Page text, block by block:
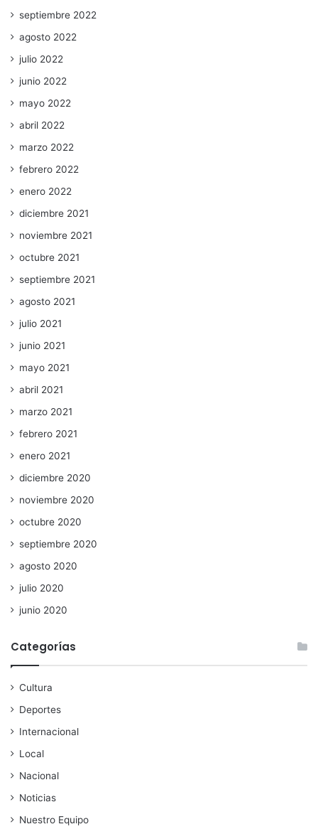
septiembre 2022
agosto 2022
julio 2022
junio 2022
mayo 2022
abril 2022
marzo 2022
febrero 2022
enero 2022
diciembre 2021
noviembre 2021
octubre 2021
septiembre 2021
agosto 2021
julio 2021
junio 2021
mayo 2021
abril 2021
marzo 2021
febrero 2021
enero 2021
diciembre 2020
noviembre 2020
octubre 2020
septiembre 2020
agosto 2020
julio 2020
junio 2020
Categorías
Cultura
Deportes
Internacional
Local
Nacional
Noticias
Nuestro Equipo